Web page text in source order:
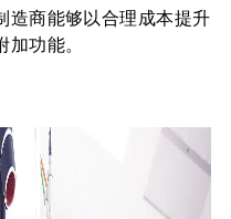
造商能够以合理成本提升
功能。